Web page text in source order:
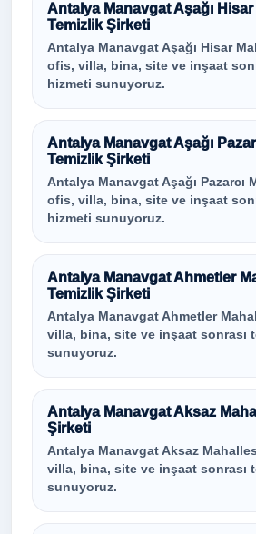
Antalya Manavgat Aşağı
Temizlik Şirketi
Antalya Manavgat Aşağı Hisar
ofis, villa, bina, site ve inşaat
hizmeti sunuyoruz.
Antalya Manavgat Aşağı
Temizlik Şirketi
Antalya Manavgat Aşağı Pazarcı
ofis, villa, bina, site ve inşaat
hizmeti sunuyoruz.
Antalya Manavgat Ahmetler
Temizlik Şirketi
Antalya Manavgat Ahmetler
villa, bina, site ve inşaat sonrası
sunuyoruz.
Antalya Manavgat Aksaz
Şirketi
Antalya Manavgat Aksaz
villa, bina, site ve inşaat sonrası
sunuyoruz.